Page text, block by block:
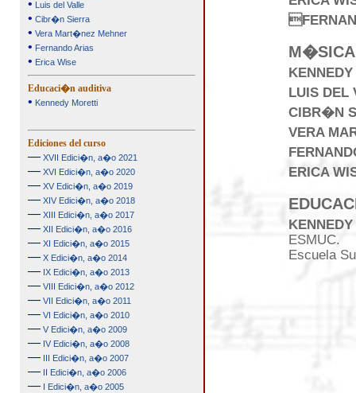
• Luis del Valle
• Cibr�n Sierra
• Vera Mart�nez Mehner
• Fernando Arias
• Erica Wise
Educaci�n auditiva
• Kennedy Moretti
Ediciones del curso
—XVII Edici�n, a�o 2021
—XVI Edici�n, a�o 2020
—XV Edici�n, a�o 2019
—XIV Edici�n, a�o 2018
—XIII Edici�n, a�o 2017
—XII Edici�n, a�o 2016
—XI Edici�n, a�o 2015
—X Edici�n, a�o 2014
—IX Edici�n, a�o 2013
—VIII Edici�n, a�o 2012
—VII Edici�n, a�o 2011
—VI Edici�n, a�o 2010
—V Edici�n, a�o 2009
—IV Edici�n, a�o 2008
—III Edici�n, a�o 2007
—II Edici�n, a�o 2006
—I Edici�n, a�o 2005
LUIS DEL
CIBR�N
VERA
ERICA
ESMUC.
Escuela